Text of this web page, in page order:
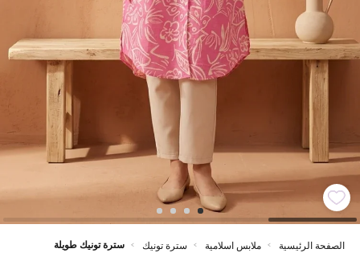
الصفحة الرئيسية > ملابس اسلامية > سترة تونيك > سترة تونيك طويلة